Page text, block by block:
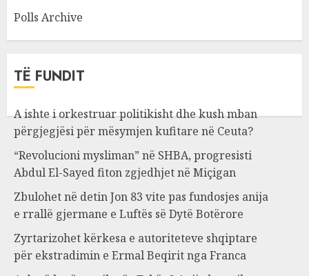
Polls Archive
TË FUNDIT
A ishte i orkestruar politikisht dhe kush mban
përgjegjësi për mësymjen kufitare në Ceuta?
“Revolucioni mysliman” në SHBA, progresisti
Abdul El-Sayed fiton zgjedhjet në Miçigan
Zbulohet në detin Jon 83 vite pas fundosjes anija
e rrallë gjermane e Luftës së Dytë Botërore
Zyrtarizohet kërkesa e autoriteteve shqiptare
për ekstradimin e Ermal Beqirit nga Franca